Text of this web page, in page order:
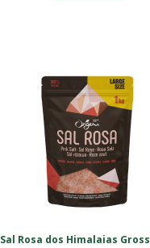
Sal Rosa dos Himalaias